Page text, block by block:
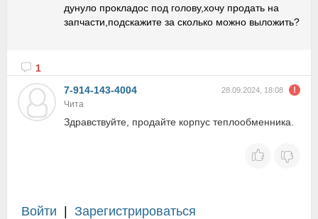
дунуло прокладос под голову,хочу продать на
запчасти,подскажите за сколько можно выложить?
1
7-914-143-4004
28.09.2024, 18:08
Чита
Здравствуйте, продайте корпус теплообменника.
Войти Зарегистрироваться